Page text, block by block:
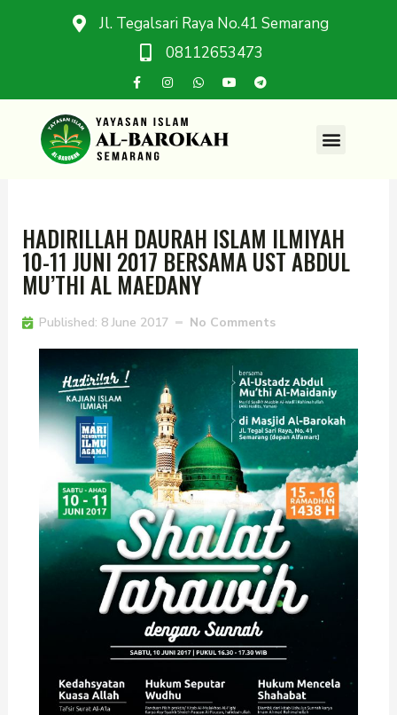
Jl. Tegalsari Raya No.41 Semarang
08112653473
HADIRILLAH DAURAH ISLAM ILMIYAH
10-11 JUNI 2017 BERSAMA UST ABDUL
MU’THI AL MAEDANY
Published: 8 June 2017 No Comments